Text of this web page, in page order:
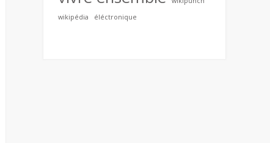
wikipédia
éléctronique